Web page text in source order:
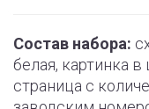
Состав набора:
белая, картинка
страница с